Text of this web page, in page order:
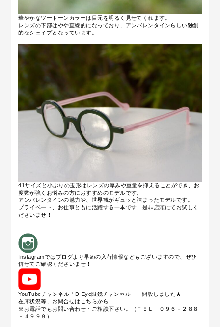
華やかなツートーンカラーは目元を明るく見せてくれます。
レンズの下部はやや直線的になっており、アンバレンタインらしい独創
的なシェイプとなっています。
41サイズと小ぶりの玉形はレンズの厚みや重量を抑えることができ、お
度数が強くお悩みの方におすすめのモデルです。
アンバレンタインの魅力や、世界観がギュッと詰まったモデルです。
プライベート、お仕事ともに活躍する一本です、是非店頭にてお試しく
ださいませ！
Instagramではブログより早めの入荷情報などもございますので、ぜひ
併せてご確認くださいませ！
YouTubeチャンネル「D-Eye眼鏡チャンネル」 開設しました★
在庫状況等、お問合せはこちらから
※お電話でもお問い合わせ・ご相談下さい。（ＴＥＬ ０９６－２８８
－４９９９）
—————————————————-